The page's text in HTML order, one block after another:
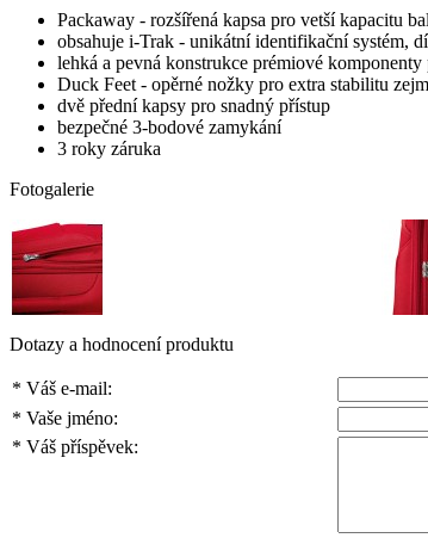
Packaway - rozšířená kapsa pro vetší kapacitu
obsahuje i-Trak - unikátní identifikační systém,
lehká a pevná konstrukce prémiové
Duck Feet - opěrné nožky pro extra stabilitu
dvě přední kapsy pro snadný přístup
bezpečné 3-bodové zamykání
3 roky záruka
Fotogalerie
Dotazy a hodnocení produktu
* Váš e-mail:
* Vaše jméno:
* Váš příspěvek: